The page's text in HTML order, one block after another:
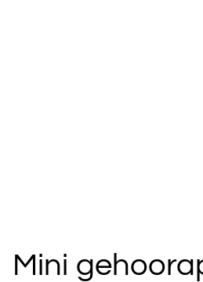
Mini